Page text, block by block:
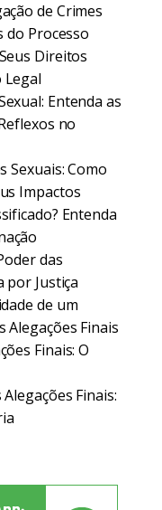
de Crimes
do Processo
Direitos
Legal
Entenda as
no
Sexuais: Como
Impactos
Entenda
das
por Justiça
de um
Alegações Finais
Finais: O
Finais: